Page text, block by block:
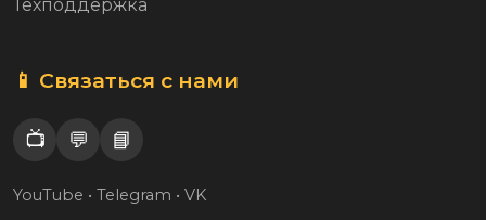
Техподдержка
📱 Связаться с нами
📺 💬 📘
YouTube • Telegram • VK